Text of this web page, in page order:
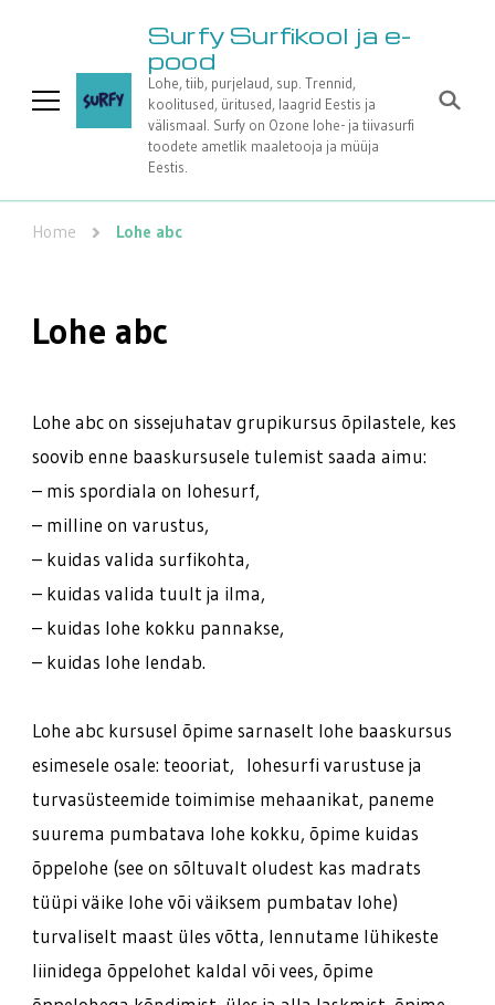
Surfy Surfikool ja e-
pood
Lohe, tiib, purjelaud, sup. Trennid,
koolitused, üritused, laagrid Eestis ja
välismaal. Surfy on Ozone lohe- ja tiivasurfi
toodete ametlik maaletooja ja müüja
Eestis.
Home Lohe abc
Lohe abc
Lohe abc on sissejuhatav grupikursus õpilastele, kes
soovib enne baaskursusele tulemist saada aimu:
– mis spordiala on lohesurf,
– milline on varustus,
– kuidas valida surfikohta,
– kuidas valida tuult ja ilma,
– kuidas lohe kokku pannakse,
– kuidas lohe lendab.
Lohe abc kursusel õpime sarnaselt lohe baaskursus
esimesele osale: teooriat, lohesurfi varustuse ja
turvasüsteemide toimimise mehaanikat, paneme
suurema pumbatava lohe kokku, õpime kuidas
õppelohe (see on sõltuvalt oludest kas madrats
tüüpi väike lohe või väiksem pumbatav lohe)
turvaliselt maast üles võtta, lennutame lühikeste
liinidega õppelohet kaldal või vees, õpime